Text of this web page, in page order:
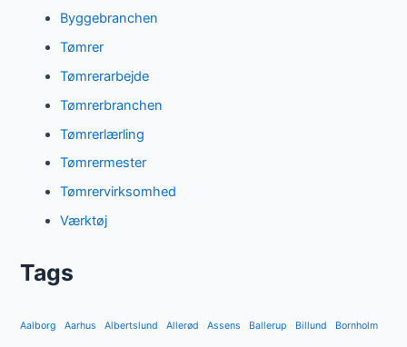
Byggebranchen
Tømrer
Tømrerarbejde
Tømrerbranchen
Tømrerlærling
Tømrermester
Tømrervirksomhed
Værktøj
Tags
Aalborg Aarhus Albertslund Allerød Assens Ballerup Billund Bornholm